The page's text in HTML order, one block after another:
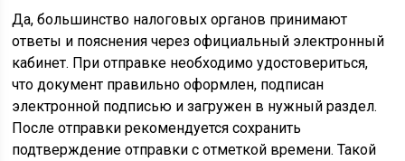
Да, большинство налоговых органов принимают
ответы и пояснения через официальный электронный
кабинет. При отправке необходимо удостовериться,
что документ правильно оформлен, подписан
электронной подписью и загружен в нужный раздел.
После отправки рекомендуется сохранить
подтверждение отправки с отметкой времени. Такой